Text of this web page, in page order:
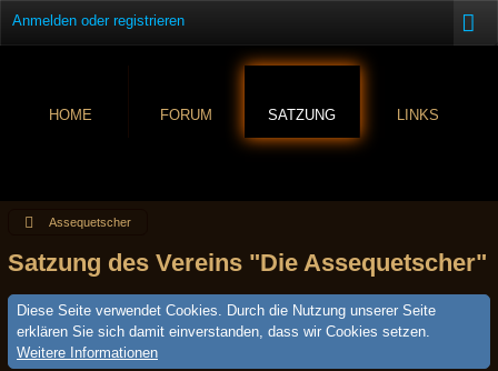
Anmelden oder registrieren
HOME FORUM SATZUNG LINKS
Assequetscher
Satzung des Vereins "Die Assequetscher"
Diese Seite verwendet Cookies. Durch die Nutzung unserer Seite
erklären Sie sich damit einverstanden, dass wir Cookies setzen.
Weitere Informationen